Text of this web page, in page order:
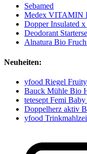
Sebamed
Medex VITAMIN
Dopper Insulated
Deodorant
Alnatura Bio
Neuheiten:
yfood Riegel
Bauck Mühle Bio
tetesept Femi
Doppelherz aktiv
yfood